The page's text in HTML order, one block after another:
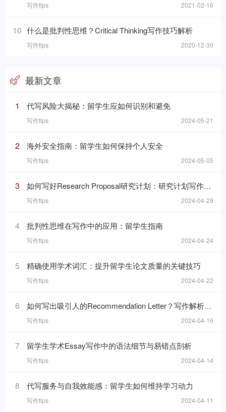
写作tips 2021-02-16
10 什么是批判性思维？Critical Thinking写作技巧解析
写作tips 2020-12-30
最新文章
1 代写风险大揭秘：留学生应如何识别和避免
写作tips 2024-05-21
2 海外安全指南：留学生如何保持个人安全
写作tips 2024-05-05
3 如何写好Research Proposal研究计划：研究计划写作的七个要素
写作tips 2024-04-29
4 批判性思维在写作中的应用：留学生指南
写作tips 2024-04-24
5 精确使用学术词汇：提升留学生论文质量的关键技巧
写作tips 2024-04-22
6 如何写出吸引人的Recommendation Letter？写作解析与技巧！
写作tips 2024-04-16
7 留学生学术Essay写作中的语法细节与易错点剖析
写作tips 2024-04-14
8 代写服务与自我效能感：留学生如何维持学习动力
写作tips 2024-04-11